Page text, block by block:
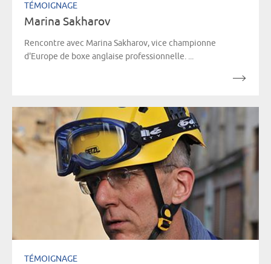
TÉMOIGNAGE
Marina Sakharov
Rencontre avec Marina Sakharov, vice championne
d'Europe de boxe anglaise professionnelle. ...
TÉMOIGNAGE